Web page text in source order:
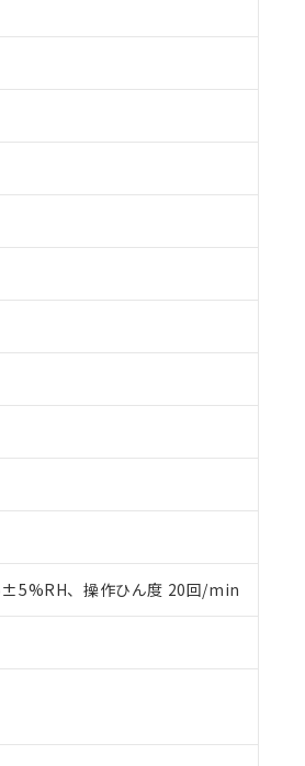
、操作ひん度 20回/min
えご利用ください。
非含有に対応した製品が提供可能な商
の非含有に非対応の商品で、対応品を出
の非含有の対応状況を調査中または確認
害物質有無と関係のない商品です。
いたものが、含有品と判明した場合な